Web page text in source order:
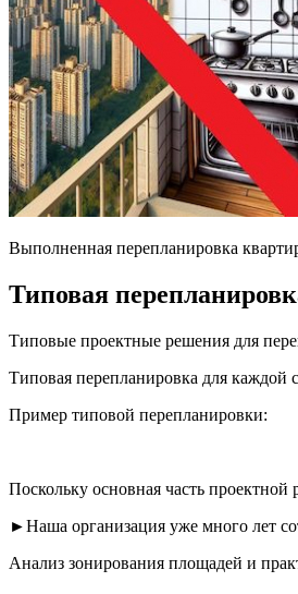
Выполненная перепланировка
Типовая
Типовые проектные решения для
Типовая перепланировка для каждой
Пример типовой перепланировки:
Поскольку основная часть
►Наша организация уже много лет
Анализ зонирования площадей и